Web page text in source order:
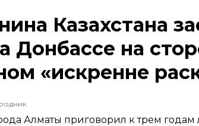
за участие в войне на Донбассе на
Казахстана
Донбассе на
«искренне
Алматы приговорил к трем